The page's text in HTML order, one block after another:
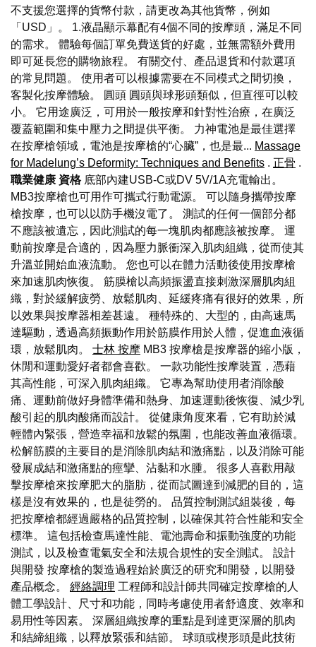
不支援您選擇的貨幣付款，請更改為其他貨幣，例如
「USD」。 1.液晶顯示幕配有4個不同的按摩頭，滿足不同
的需求。 體驗每個訂單免費送貨的好處，並無需額外費用
即可延長您的購物旅程。 有關交付、產品退貨和付款選項
的常見問題。 使用者可以根據需要在不同模式之間切換，
客製化按摩體驗。 圓頭 圓頭與球形頭類似，但直徑可以較
小。 它用途廣泛，可用於一般按摩和針對性治療，在廣泛
覆蓋範圍和集中壓力之間提供平衡。 力神電池是最佳選擇
在按摩槍領域，電池是按摩槍的“心臟”，也是最... Massage
for Madelung’s Deformity: Techniques and Benefits . 正骨 .
職業健康 資格底部內建USB-C或DV 5V/1A充電輸出。
MB3按摩槍也可用作可攜式行動電源。 可以隨身攜帶按摩
槍按摩，也可以以防手機沒電了。 測試的任何一個部分都
不應該被遺忘，因此測試的每一塊肌肉都應該被按摩。 運
動前按摩是合適的，因為壓力脈衝深入肌肉組織，從而使其
升溫並開始血液流動。 您也可以在體力活動後使用按摩槍
來加速肌肉恢復。 筋膜槍以高頻振盪直接刺激深層肌肉組
織，對於緩解疲勞、放鬆肌肉、延緩疼痛有很好的效果，所
以效果與按摩器相差甚遠。 種特殊的、大型的，由高速馬
達驅動，透過高頻振動作用於筋膜作用於人體，促進血液循
環，放鬆肌肉。 士林 按摩 MB3 按摩槍是按摩器的縮小版，
休閒和運動愛好者都會喜歡。 一款功能性按摩裝置，憑藉
其高性能，可深入肌肉組織。 它專為幫助使用者消除酸
痛、運動前做好身體準備和熱身、加速運動後恢復、減少乳
酸引起的肌肉酸痛而設計。 從健康角度來看，它有助於減
輕體內緊張，營造幸福和放鬆的氛圍，也能改善血液循環。
松解筋膜的主要目的是消除肌肉結和激痛點，以及消除可能
發展成結和激痛點的痙攣、沾黏和水腫。 很多人喜歡用敲
擊按摩槍來按摩肥大的脂肪，從而試圖達到減肥的目的，這
樣是沒有效果的，也是徒勞的。 品質控制測試組裝後，每
把按摩槍都經過嚴格的品質控制，以確保其符合性能和安全
標準。 這包括檢查馬達性能、電池壽命和振動強度的功能
測試，以及檢查電氣安全和法規合規性的安全測試。 設計
與開發 按摩槍的製造過程始於廣泛的研究和開發，以開發
產品概念。 經絡調理 工程師和設計師共同確定按摩槍的人
體工學設計、尺寸和功能，同時考慮使用者舒適度、效率和
易用性等因素。 深層組織按摩的重點是到達更深層的肌肉
和結締組織，以釋放緊張和結節。 球頭或楔形頭是此技術